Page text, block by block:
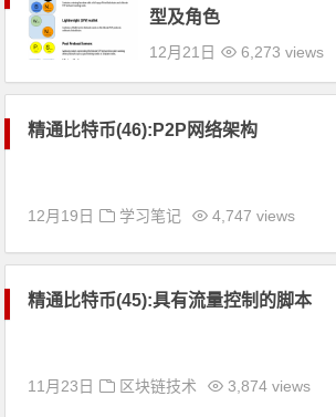
型及角色
12月21日 6,273 views
精通比特币(46):P2P网络架构
12月19日 学习笔记 4,747 views
精通比特币(45):具有流量控制的脚本
11月23日 区块链技术 3,874 views